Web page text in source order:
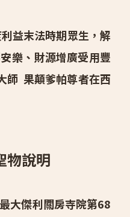
益末法時期眾生，解
樂、財源增廣受用豐
師 果顛爹帕尊者在西
物說明
大傑利關房寺院第68